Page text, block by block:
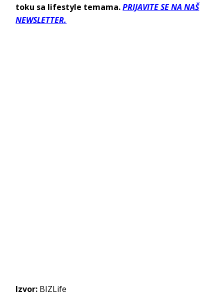
toku sa lifestyle temama.PRIJAVITE SE NA NAŠ
NEWSLETTER.
Izvor: BIZLife